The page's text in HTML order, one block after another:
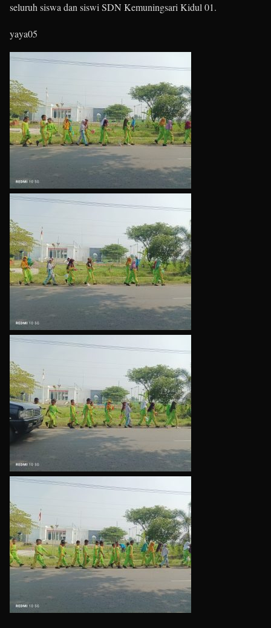
seluruh siswa dan siswi SDN Kemuningsari Kidul 01.
yaya05